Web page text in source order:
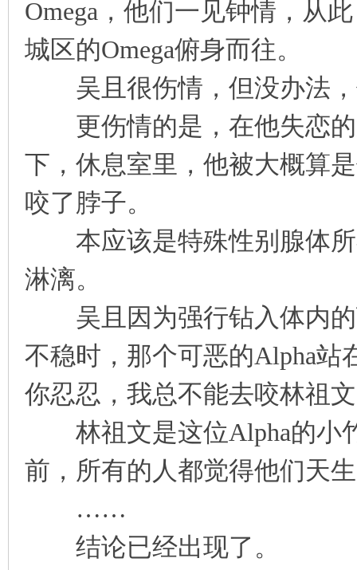
Omega，他们一见钟情，从
城区的Omega俯身而往。
吴且很伤情，但没办法，
更伤情的是，在他失恋的
下，休息室里，他被大概算
咬了脖子。
本应该是特殊性别腺体所
淋漓。
吴且因为强行钻入体内的
不稳时，那个可恶的Alpha站
你忍忍，我总不能去咬林祖
林祖文是这位Alpha的小竹
前，所有的人都觉得他们天
……
结论已经出现了。